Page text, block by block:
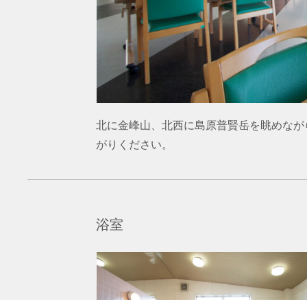
北に金峰山、北西に島原普賢岳を眺めな
がりください。
浴室